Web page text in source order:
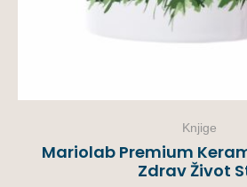
Knjige
Mariolab Premium
Zdrav Život